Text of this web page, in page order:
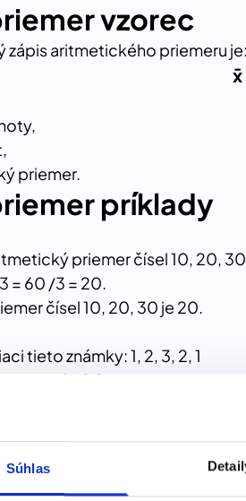
Súhlas
vzorec
aritmetického priemeru je:
x̄
priemer.
príklady
priemer čísel 10, 20,
= 60 /3 = 20.
čísel 10, 20, 30 je 20.
tieto známky: 1, 2, 3, 2, 1
5 = 9 / 5 = 1,8
známok 1, 2, 3, 2, 1 je 1,8.
slovné
tri dni tieto počty strán: 40,